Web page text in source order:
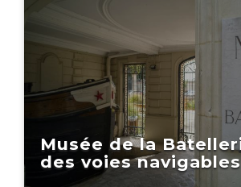
Musée de la
des voies navigables